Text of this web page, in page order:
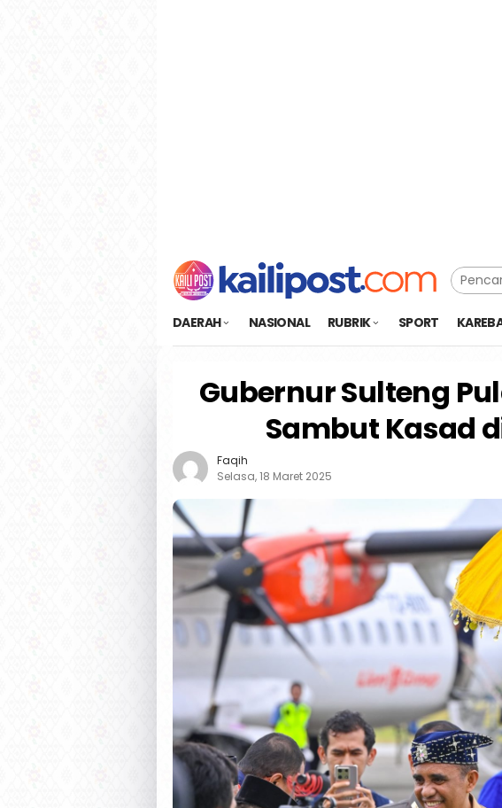
DAERAH NASIONAL RUBRIK SPORT
Gubernur Sulteng
Sambut Kasad
Faqih
Selasa, 18 Maret 2025